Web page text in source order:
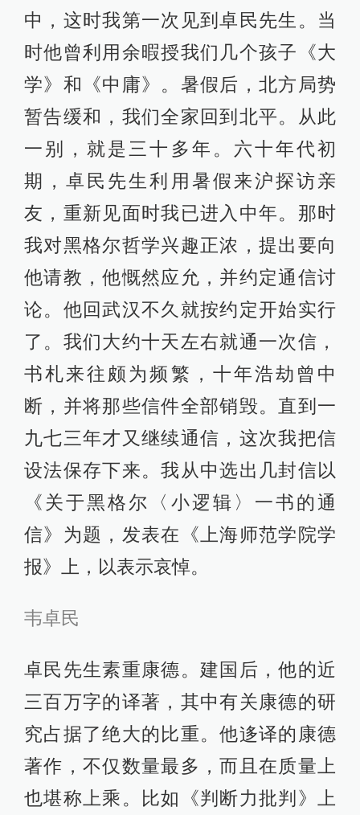
中，这时我第一次见到卓民先生。当
时他曾利用余暇授我们几个孩子《大
学》和《中庸》。暑假后，北方局势
暂告缓和，我们全家回到北平。从此
一别，就是三十多年。六十年代初
期，卓民先生利用暑假来沪探访亲
友，重新见面时我已进入中年。那时
我对黑格尔哲学兴趣正浓，提出要向
他请教，他慨然应允，并约定通信讨
论。他回武汉不久就按约定开始实行
了。我们大约十天左右就通一次信，
书札来往颇为频繁，十年浩劫曾中
断，并将那些信件全部销毁。直到一
九七三年才又继续通信，这次我把信
设法保存下来。我从中选出几封信以
《关于黑格尔〈小逻辑〉一书的通
信》为题，发表在《上海师范学院学
报》上，以表示哀悼。
韦卓民
卓民先生素重康德。建国后，他的近
三百万字的译著，其中有关康德的研
究占据了绝大的比重。他迻译的康德
著作，不仅数量最多，而且在质量上
也堪称上乘。比如《判断力批判》上